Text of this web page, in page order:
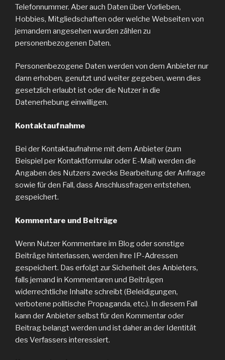
Telefonnummer. Aber auch Daten über Vorlieben,
Hobbies, Mitgliedschaften oder welche Webseiten von
jemandem angesehen wurden zählen zu
personenbezogenen Daten.
Personenbezogene Daten werden von dem Anbieter nur
dann erhoben, genutzt und weiter gegeben, wenn dies
gesetzlich erlaubt ist oder die Nutzer in die
Datenerhebung einwilligen.
Kontaktaufnahme
Bei der Kontaktaufnahme mit dem Anbieter (zum
Beispiel per Kontaktformular oder E-Mail) werden die
Angaben des Nutzers zwecks Bearbeitung der Anfrage
sowie für den Fall, dass Anschlussfragen entstehen,
gespeichert.
Kommentare und Beiträge
Wenn Nutzer Kommentare im Blog oder sonstige
Beiträge hinterlassen, werden ihre IP-Adressen
gespeichert. Das erfolgt zur Sicherheit des Anbieters,
falls jemand in Kommentaren und Beiträgen
widerrechtliche Inhalte schreibt (Beleidigungen,
verbotene politische Propaganda, etc.). In diesem Fall
kann der Anbieter selbst für den Kommentar oder
Beitrag belangt werden und ist daher an der Identität
des Verfassers interessiert.